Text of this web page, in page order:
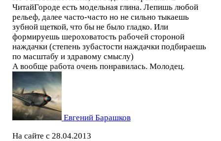
ЧитайГороде есть модельная глина. Лепишь любой
рельеф, далее часто-часто но не сильно тыкаешь
зубной щеткой, что бы не было гладко. Или
формируешь шероховатость рабочей стороной
наждачки (степень зубастости наждачки подбираешь
по масштабу и здравому смыслу)
А вообще работа очень понравилась. Молодец.
Евгений Барашков
На сайте с 28.04.2013